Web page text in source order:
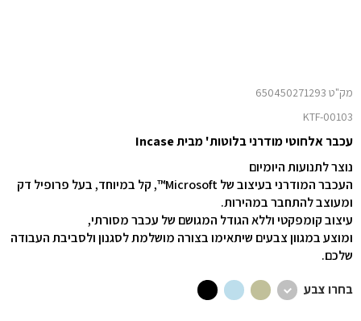
מק"ט 650450271293
KTF-00103
עכבר אלחוטי מודרני בלוטות' מבית Incase
נוצר לתנועות היומיום
העכבר המודרני בעיצוב של Microsoft™, קל במיוחד, בעל פרופיל דק
ומעוצב להתחבר במהירות.
עיצוב קומפקטי וללא הגודל המגושם של עכבר מסורתי,
ומוצע במגוון צבעים שיתאימו בצורה מושלמת לסגנון ולסביבת העבודה
שלכם.
בחרו צבע